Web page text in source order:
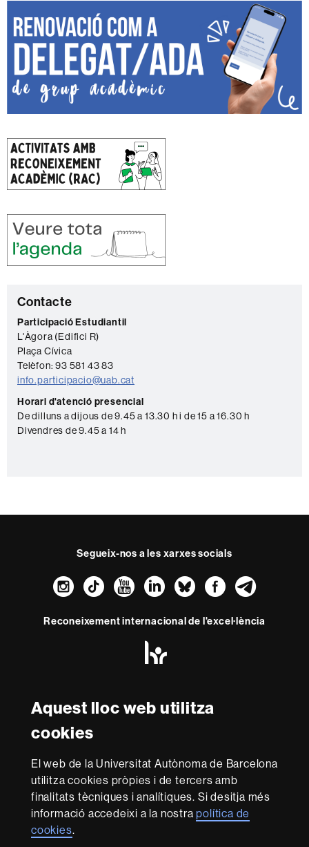
Aquest lloc web utilitza
cookies
El web de la Universitat Autònoma de Barcelona
utilitza cookies pròpies i de tercers amb
finalitats tècniques i analítiques. Si desitja més
informació accedeixi a la nostrapolítica de
cookies.
C
o
n
t
a
c
t
Contacte
Participació Estudiantil
L'Àgora (Edifici R)
Plaça Cívica
Telèfon: 93 581 43 83
info.participacio@uab.cat
Horari d'atenció presencial
De dilluns a dijous de 9.45 a 13.30 h i de 15 a 16.30 h
Divendres de 9.45 a 14 h
Segueix-nos a les xarxes socials
Instagram
TikTokYouTube
LinkedIn
Bluesky
Reconeixement internacional de l'excel·lència
-
Euraxess
Amb el finançament de
Sobre
aquest
web
Avís legal Protecció de dades Sobre el
web
Accessibilitat web Mapa del web UAB